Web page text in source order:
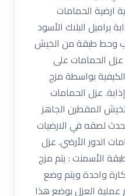
ارضية الحمامات
براميل البلاك الأسود
وحط طبقة من الخيش
الحمامات على
بواسطة مزج
عزل الحمامات
المقطرن الجاهز
لصقه في الارضيات
الدور الأرضي. عزل
الأسمنت : يتم مزج
واحدة ويتم وضع
العزل بوضع هذا